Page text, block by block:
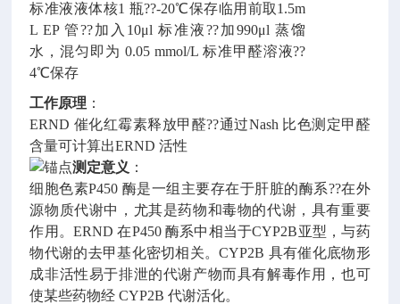
标准液液体核1 瓶??-20℃保存临用前取1.5m
L EP 管??加入10μl 标准液??加990μl 蒸馏
水，混匀即为 0.05 mmol/L 标准甲醛溶液??
4℃保存
工作原理 ：
ERND 催化红霉素释放甲醛??通过Nash 比色测定甲醛
含量可计算出ERND 活性
测定意义 ：
细胞色素P450 酶是一组主要存在于肝脏的酶系??在外
源物质代谢中，尤其是药物和毒物的代谢，具有重要
作用。ERND 在P450 酶系中相当于CYP2B亚型，与药
物代谢的去甲基化密切相关。CYP2B 具有催化底物形
成非活性易于排泄的代谢产物而具有解毒作用，也可
使某些药物经 CYP2B 代谢活化。